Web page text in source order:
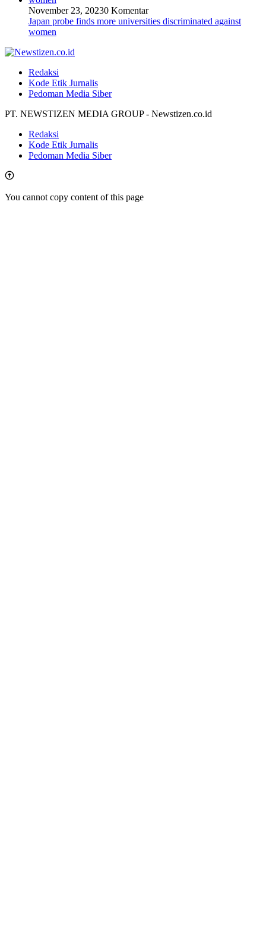
November 23, 20230 Komentar
Japan probe finds more universities discriminated against
women
Redaksi
Kode Etik Jurnalis
Pedoman Media Siber
PT. NEWSTIZEN MEDIA GROUP - Newstizen.co.id
Redaksi
Kode Etik Jurnalis
Pedoman Media Siber
You cannot copy content of this page